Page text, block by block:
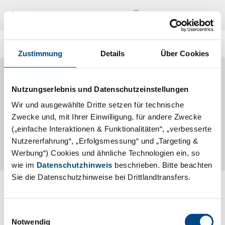
Zustimmung Details Über Cookies
Nutzungserlebnis und Datenschutzeinstellungen
Wir und ausgewählte Dritte setzen für technische
Zwecke und, mit Ihrer Einwilligung, für andere Zwecke
(„einfache Interaktionen & Funktionalitäten“, „verbesserte
Nutzererfahrung“, „Erfolgsmessung“ und „Targeting &
Werbung“) Cookies und ähnliche Technologien ein, so
wie im Datenschutzhinweis beschrieben. Bitte beachten
Sie die Datenschutzhinweise bei Drittlandtransfers.
Notwendig
Alle Messen & Events von GBA Group
Food
keine Einträge vorhanden